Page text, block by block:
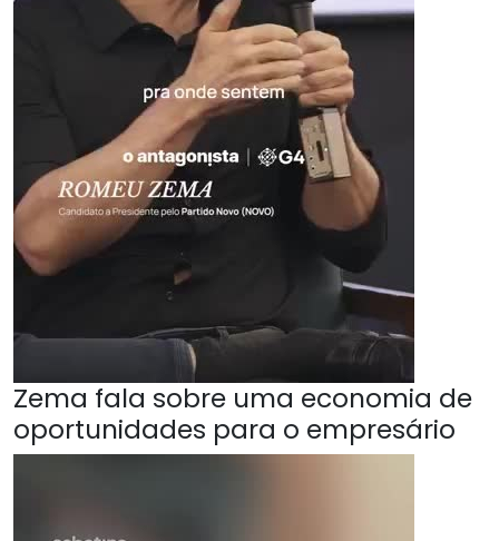
Zema fala sobre uma economia de
oportunidades para o empresário